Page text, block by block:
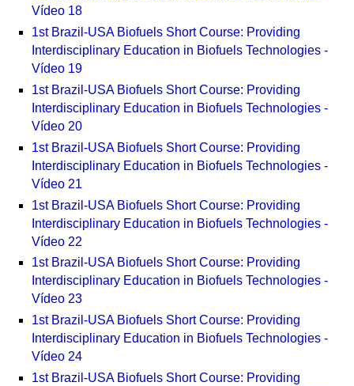
Vídeo 18
1st Brazil-USA Biofuels Short Course: Providing
Interdisciplinary Education in Biofuels Technologies -
Vídeo 19
1st Brazil-USA Biofuels Short Course: Providing
Interdisciplinary Education in Biofuels Technologies -
Vídeo 20
1st Brazil-USA Biofuels Short Course: Providing
Interdisciplinary Education in Biofuels Technologies -
Vídeo 21
1st Brazil-USA Biofuels Short Course: Providing
Interdisciplinary Education in Biofuels Technologies -
Vídeo 22
1st Brazil-USA Biofuels Short Course: Providing
Interdisciplinary Education in Biofuels Technologies -
Vídeo 23
1st Brazil-USA Biofuels Short Course: Providing
Interdisciplinary Education in Biofuels Technologies -
Vídeo 24
1st Brazil-USA Biofuels Short Course: Providing